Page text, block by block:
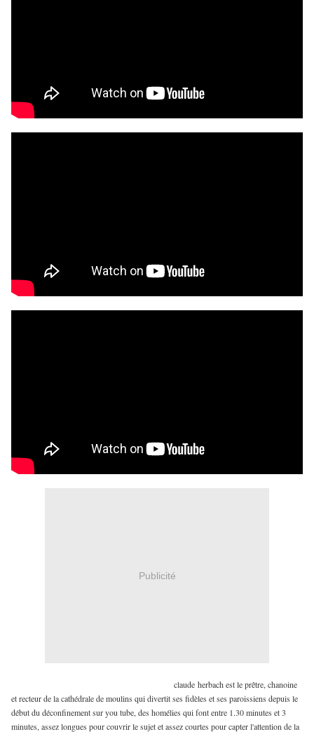
Publicité
claude herbach est le prêtre, chanoine
et recteur de la cathédrale de moulins qui divertit ses fidèles et ses paroissiens depuis le
début du déconfinement sur you tube, des homélies qui font entre 1.30 minutes et 3
minutes, assez longues pour couvrir le sujet et assez courtes pour capter l'attention de la